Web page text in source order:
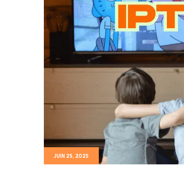
JUIN 25, 2025